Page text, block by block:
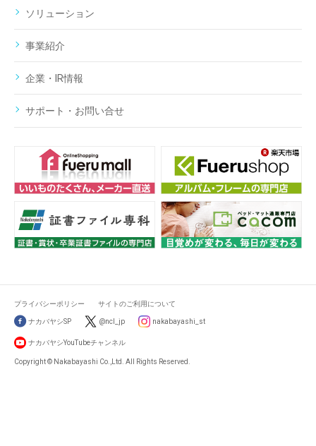
ソリューション
事業紹介
企業・IR情報
サポート・お問い合せ
プライバシーポリシー サイトのご利用について
ナカバヤシSP @ncl_jp nakabayashi_st
ナカバヤシYouTubeチャンネル
Copyright © Nakabayashi Co.,Ltd. All Rights Reserved.